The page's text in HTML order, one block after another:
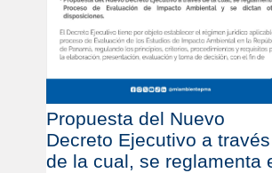
Propuesta del Nuevo
Decreto Ejecutivo a través
de la cual, se reglamenta